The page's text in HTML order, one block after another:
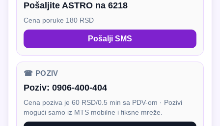
Pošaljite ASTRO na 6218
Cena poruke 180 RSD
Pošalji SMS
☎ POZIV
Poziv: 0906-400-404
Cena poziva je 60 RSD/0.5 min sa PDV-om · Pozivi
mogući samo iz MTS mobilne i fiksne mreže.